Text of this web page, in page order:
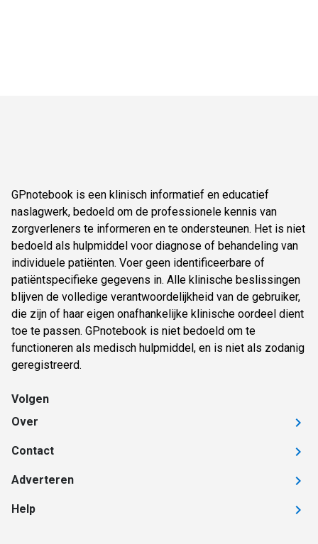
GPnotebook is een klinisch informatief en educatief
naslagwerk, bedoeld om de professionele kennis van
zorgverleners te informeren en te ondersteunen. Het is niet
bedoeld als hulpmiddel voor diagnose of behandeling van
individuele patiënten. Voer geen identificeerbare of
patiëntspecifieke gegevens in. Alle klinische beslissingen
blijven de volledige verantwoordelijkheid van de gebruiker,
die zijn of haar eigen onafhankelijke klinische oordeel dient
toe te passen. GPnotebook is niet bedoeld om te
functioneren als medisch hulpmiddel, en is niet als zodanig
geregistreerd.
Volgen
Over
Contact
Adverteren
Help